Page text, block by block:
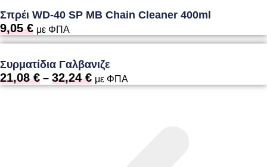
Σπρέι WD-40 SP MB Chain Cleaner 400ml
9,05€ με ΦΠΑ
Συρματίδια Γαλβανιζε
21,08€ – 32,24€Price
range:
με ΦΠΑ